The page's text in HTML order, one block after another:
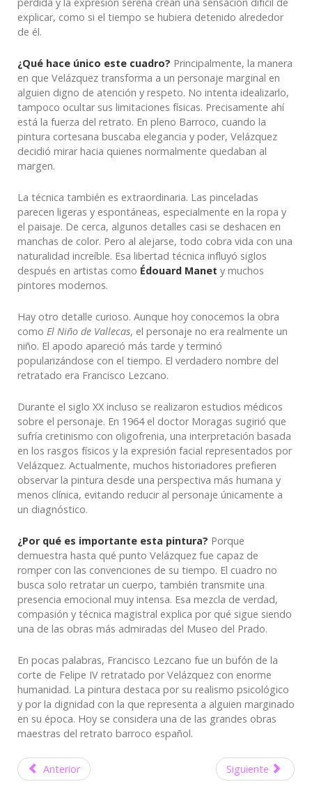
explicar, como si el tiempo se hubiera detenido alrededor
de él.
¿Qué hace único este cuadro? Principalmente, la manera
en que Velázquez transforma a un personaje marginal en
alguien digno de atención y respeto. No intenta idealizarlo,
tampoco ocultar sus limitaciones físicas. Precisamente ahí
está la fuerza del retrato. En pleno Barroco, cuando la
pintura cortesana buscaba elegancia y poder, Velázquez
decidió mirar hacia quienes normalmente quedaban al
margen.
La técnica también es extraordinaria. Las pinceladas
parecen ligeras y espontáneas, especialmente en la ropa y
el paisaje. De cerca, algunos detalles casi se deshacen en
manchas de color. Pero al alejarse, todo cobra vida con una
naturalidad increíble. Esa libertad técnica influyó siglos
después en artistas como Édouard Manet y muchos
pintores modernos.
Hay otro detalle curioso. Aunque hoy conocemos la obra
como El Niño de Vallecas, el personaje no era realmente un
niño. El apodo apareció más tarde y terminó
popularizándose con el tiempo. El verdadero nombre del
retratado era Francisco Lezcano.
Durante el siglo XX incluso se realizaron estudios médicos
sobre el personaje. En 1964 el doctor Moragas sugirió que
sufría cretinismo con oligofrenia, una interpretación basada
en los rasgos físicos y la expresión facial representados por
Velázquez. Actualmente, muchos historiadores prefieren
observar la pintura desde una perspectiva más humana y
menos clínica, evitando reducir al personaje únicamente a
un diagnóstico.
¿Por qué es importante esta pintura? Porque
demuestra hasta qué punto Velázquez fue capaz de
romper con las convenciones de su tiempo. El cuadro no
busca solo retratar un cuerpo, también transmite una
presencia emocional muy intensa. Esa mezcla de verdad,
compasión y técnica magistral explica por qué sigue siendo
una de las obras más admiradas del Museo del Prado.
En pocas palabras, Francisco Lezcano fue un bufón de la
corte de Felipe IV retratado por Velázquez con enorme
humanidad. La pintura destaca por su realismo psicológico
y por la dignidad con la que representa a alguien marginado
en su época. Hoy se considera una de las grandes obras
maestras del retrato barroco español.
Anterior Siguiente